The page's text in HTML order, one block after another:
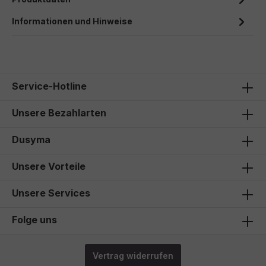
Informationen und Hinweise
Service-Hotline
Unsere Bezahlarten
Dusyma
Unsere Vorteile
Unsere Services
Folge uns
Vertrag widerrufen